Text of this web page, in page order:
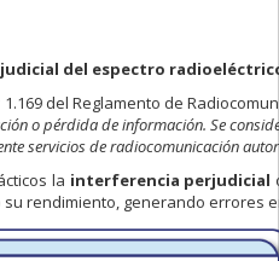
del espectro
del Reglamento de
o pérdida de información. Se
servicios de radiocomunicación
la interferencia perjudicial
rendimiento, generando errores